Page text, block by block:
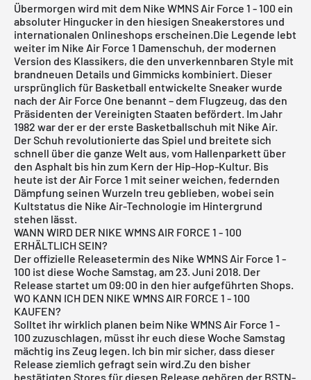
Übermorgen wird mit dem Nike WMNS Air Force 1 - 100 ein
absoluter Hingucker in den hiesigen Sneakerstores und
internationalen Onlineshops erscheinen.Die Legende lebt
weiter im Nike Air Force 1 Damenschuh, der modernen
Version des Klassikers, die den unverkennbaren Style mit
brandneuen Details und Gimmicks kombiniert. Dieser
ursprünglich für Basketball entwickelte Sneaker wurde
nach der Air Force One benannt – dem Flugzeug, das den
Präsidenten der Vereinigten Staaten befördert. Im Jahr
1982 war der er der erste Basketballschuh mit Nike Air.
Der Schuh revolutionierte das Spiel und breitete sich
schnell über die ganze Welt aus, vom Hallenparkett über
den Asphalt bis hin zum Kern der Hip-Hop-Kultur. Bis
heute ist der Air Force 1 mit seiner weichen, federnden
Dämpfung seinen Wurzeln treu geblieben, wobei sein
Kultstatus die Nike Air-Technologie im Hintergrund
stehen lässt.
WANN WIRD DER NIKE WMNS AIR FORCE 1 - 100
ERHÄLTLICH SEIN?
Der offizielle Releasetermin des Nike WMNS Air Force 1 -
100 ist diese Woche Samstag, am 23. Juni 2018. Der
Release startet um 09:00 in den hier aufgeführten Shops.
WO KANN ICH DEN NIKE WMNS AIR FORCE 1 - 100
KAUFEN?
Solltet ihr wirklich planen beim Nike WMNS Air Force 1 -
100 zuzuschlagen, müsst ihr euch diese Woche Samstag
mächtig ins Zeug legen. Ich bin mir sicher, dass dieser
Release ziemlich gefragt sein wird.Zu den bisher
bestätigten Stores für diesen Release gehören der BSTN-